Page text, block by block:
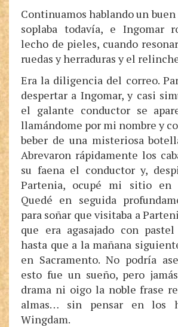
Continuamos hablando un
soplaba todavía, e Ingomar
lecho de pieles, cuando
ruedas y herraduras y el
Era la diligencia del correo.
despertar a Ingomar, y casi
el galante conductor se
llamándome por mi nombre y
beber de una misteriosa
Abrevaron rápidamente los
su faena el conductor y,
Partenia, ocupé mi sitio en
Quedé en seguida
para soñar que visitaba a
que era agasajado con
hasta que a la mañana
en Sacramento. No podría
esto fue un sueño, pero
drama ni oigo la noble frase
almas… sin pensar en los
Wingdam.